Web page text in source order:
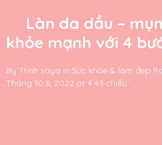
Làn da dầu –
khỏe mạnh với 4
By Trinh saya in Sức khỏe & làm đẹp
Tháng 10 6, 2022 at 4:43 chiều